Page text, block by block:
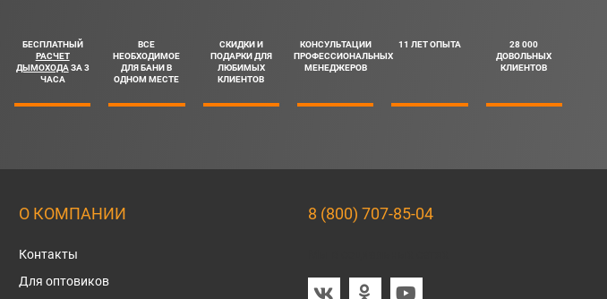
БЕСПЛАТНЫЙ
РАСЧЕТ
ДЫМОХОДА ЗА 3
ЧАСА
ВСЕ
НЕОБХОДИМОЕ
ДЛЯ БАНИ В
ОДНОМ МЕСТЕ
СКИДКИ И
ПОДАРКИ ДЛЯ
ЛЮБИМЫХ
КЛИЕНТОВ
КОНСУЛЬТАЦИИ
ПРОФЕССИОНАЛЬНЫХ
МЕНЕДЖЕРОВ
11 ЛЕТ ОПЫТА
28 000
ДОВОЛЬНЫХ
КЛИЕНТОВ
О КОМПАНИИ
Контакты
Для оптовиков
8 (800) 707-85-04